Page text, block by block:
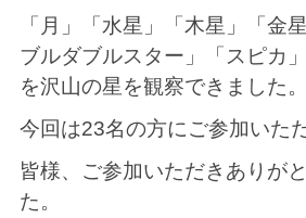
「月」「水星」「木星」「金星
ブルダブルスター」「スピカ
を沢山の星を観察できました。
今回は23名の方にご参加いた
皆様、ご参加いただきありが
た。